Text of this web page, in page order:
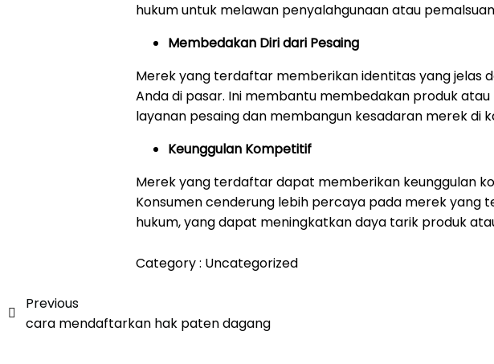
hukum untuk melawan penyalahgunaan atau
Membedakan Diri dari Pesaing
Merek yang terdaftar memberikan identitas yang jelas
Anda di pasar. Ini membantu membedakan produk
layanan pesaing dan membangun kesadaran merek di
Keunggulan Kompetitif
Merek yang terdaftar dapat memberikan keunggulan
Konsumen cenderung lebih percaya pada merek yang
hukum, yang dapat meningkatkan daya tarik produk
Category : Uncategorized
Previous
cara mendaftarkan hak paten dagang